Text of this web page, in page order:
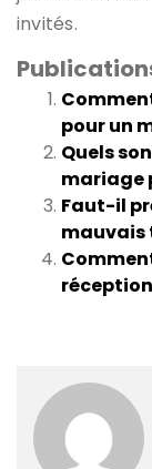
invités.
pour un
Quels
mariage
Faut-il
mauvais
réception